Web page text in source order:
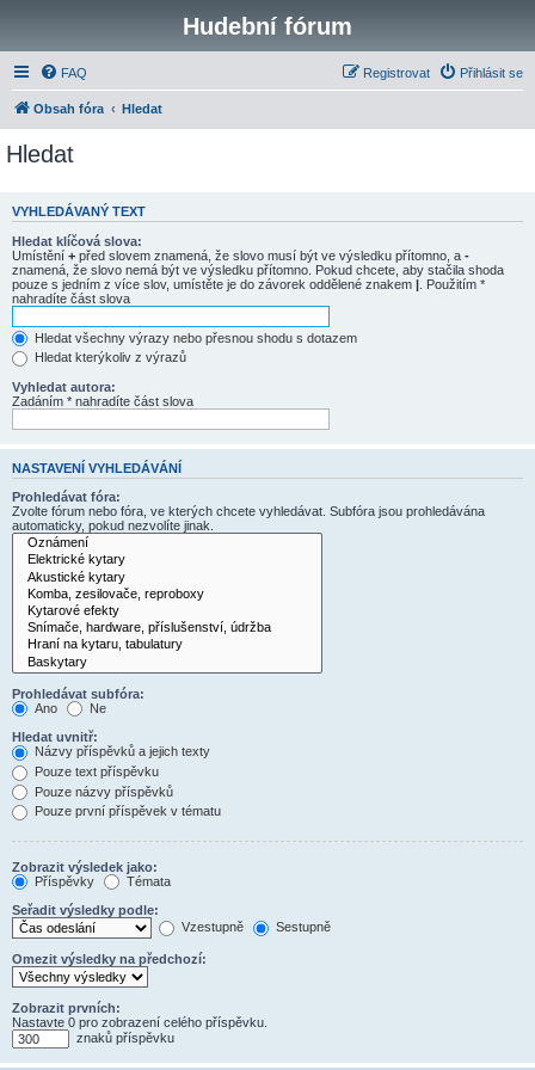
Hudební fórum
FAQ Přihlásit se
Registrovat
Obsah fóra Hledat
Hledat
VYHLEDÁVANÝ TEXT
Hledat klíčová slova:
Umístění + před slovem znamená, že slovo musí být ve výsledku přítomno, a -
znamená, že slovo nemá být ve výsledku přítomno. Pokud chcete, aby stačila shoda
pouze s jedním z více slov, umístěte je do závorek oddělené znakem | . Použitím *
nahradíte část slova
Hledat všechny výrazy nebo přesnou shodu s dotazem
Hledat kterýkoliv z výrazů
Vyhledat autora:
Zadáním * nahradíte část slova
NASTAVENÍ VYHLEDÁVÁNÍ
Prohledávat fóra:
Zvolte fórum nebo fóra, ve kterých chcete vyhledávat. Subfóra jsou prohledávána
automaticky, pokud nezvolíte jinak.
Prohledávat subfóra:
Ano
Ne
Hledat uvnitř:
Názvy příspěvků a jejich texty
Pouze text příspěvku
Pouze názvy příspěvků
Pouze první příspěvek v tématu
Zobrazit výsledek jako:
Příspěvky
Témata
Seřadit výsledky podle:
Vzestupně
Sestupně
Omezit výsledky na předchozí:
Zobrazit prvních:
Nastavte 0 pro zobrazení celého příspěvku.
znaků příspěvku